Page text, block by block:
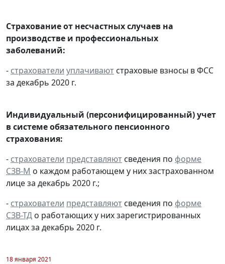
Страхование от несчастных случаев на
производстве и профессиональных
заболеваний:
- страхователи уплачивают страховые взносы в ФСС
за декабрь 2020 г.
Индивидуальный (персонифицированный) учет
в системе обязательного пенсионного
страхования:
- страхователи представляют сведения по форме
СЗВ-М о каждом работающем у них застрахованном
лице за декабрь 2020 г.;
- страхователи представляют сведения по форме
СЗВ-ТД о работающих у них зарегистрированных
лицах за декабрь 2020 г.
18 января 2021